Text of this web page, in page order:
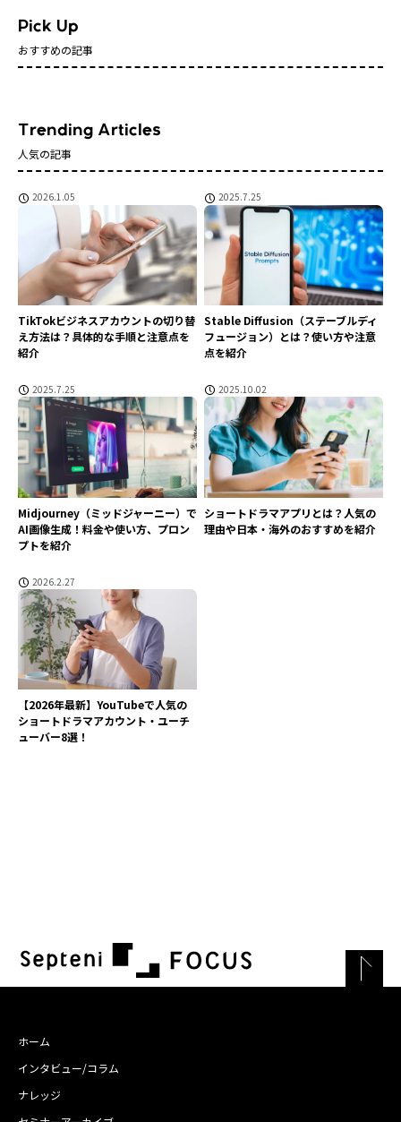
おすすめの記事
人気の記事
2026.1.05
TikTokビジネスアカウントの切り替
え方法は？具体的な手順と注意点を
紹介
2025.7.25
Stable Diffusion（ステーブルディ
フュージョン）とは？使い方や注意
点を紹介
2025.7.25
Midjourney（ミッドジャーニー）で
AI画像生成！料金や使い方、プロン
プトを紹介
2025.10.02
ショートドラマアプリとは？人気の
理由や日本・海外のおすすめを紹介
2026.2.27
【2026年最新】YouTubeで人気の
ショートドラマアカウント・ユーチ
ューバー8選！
ホーム
インタビュー/コラム
ナレッジ